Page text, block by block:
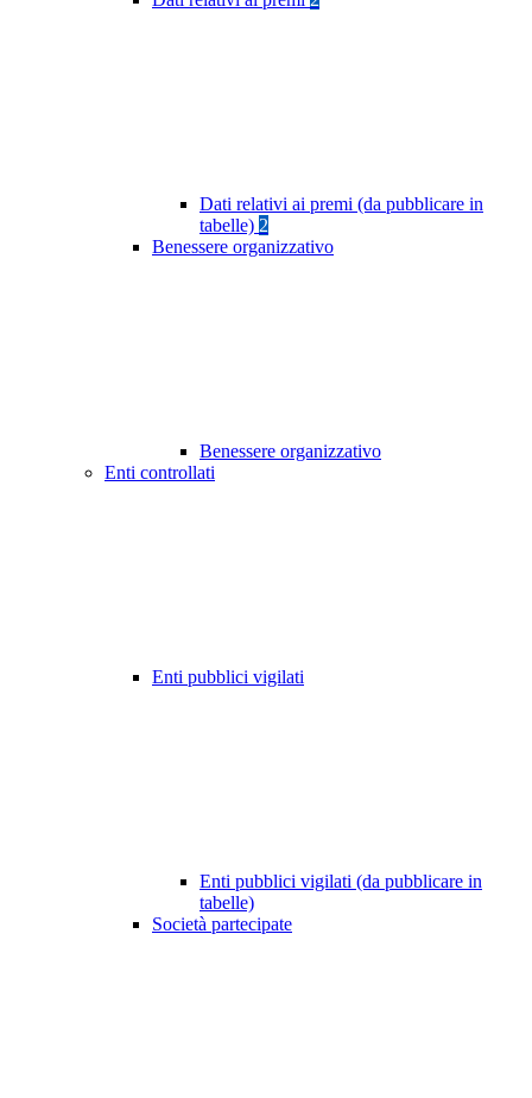
Dati relativi ai premi (da pubblicare in
tabelle) 2
Benessere organizzativo
Benessere organizzativo
Enti controllati
Enti pubblici vigilati
Enti pubblici vigilati (da pubblicare in
tabelle)
Società partecipate